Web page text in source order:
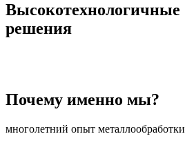
Высокотехнологичные
решения
Почему именно мы?
многолетний опыт металлообработки